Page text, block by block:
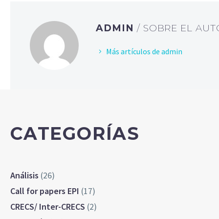
ADMIN / SOBRE EL
Más artículos de admin
CATEGORÍAS
Análisis (26)
Call for papers EPI (17)
CRECS/ Inter-CRECS (2)